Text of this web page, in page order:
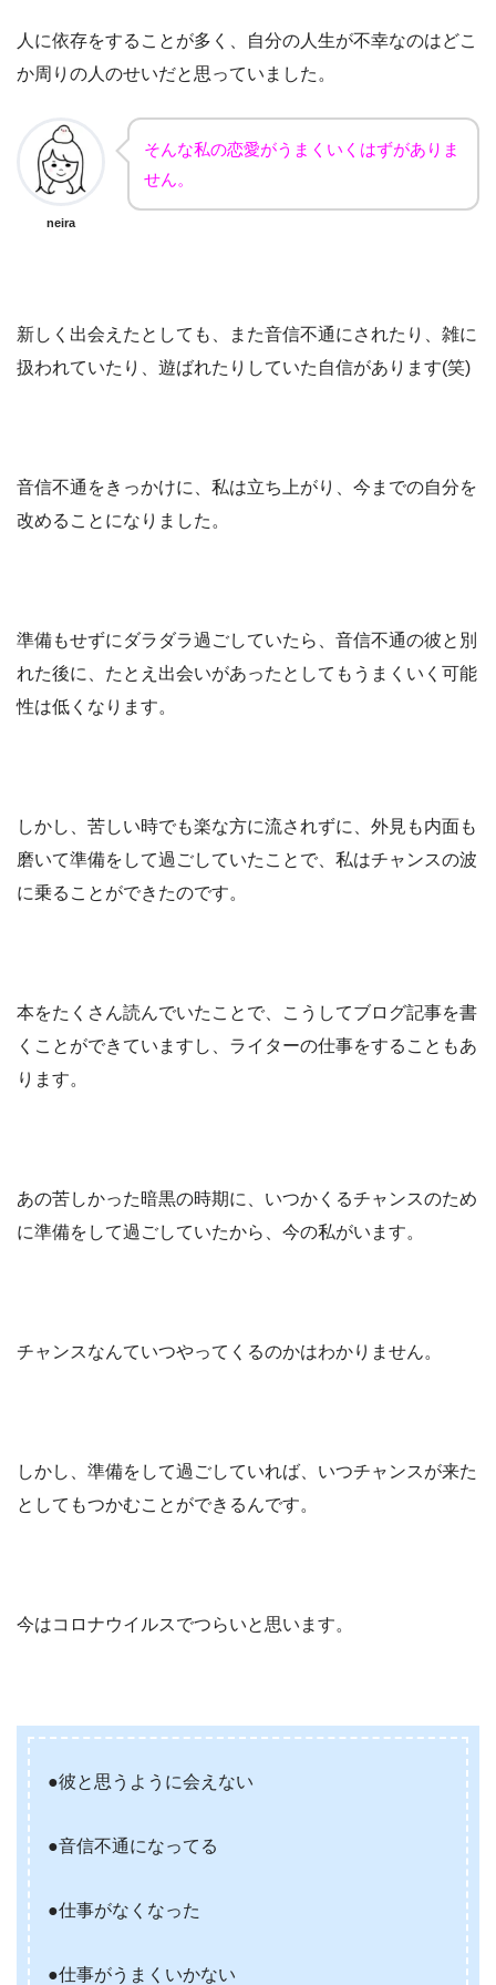
人に依存をすることが多く、自分の人生が不幸なのはどこ
か周りの人のせいだと思っていました。
neira
そんな私の恋愛がうまくいくはずがありま
せん。
新しく出会えたとしても、また音信不通にされたり、雑に
扱われていたり、遊ばれたりしていた自信があります(笑)
音信不通をきっかけに、私は立ち上がり、今までの自分を
改めることになりました。
準備もせずにダラダラ過ごしていたら、音信不通の彼と別
れた後に、たとえ出会いがあったとしてもうまくいく可能
性は低くなります。
しかし、苦しい時でも楽な方に流されずに、外見も内面も
磨いて準備をして過ごしていたことで、私はチャンスの波
に乗ることができたのです。
本をたくさん読んでいたことで、こうしてブログ記事を書
くことができていますし、ライターの仕事をすることもあ
ります。
あの苦しかった暗黒の時期に、いつかくるチャンスのため
に準備をして過ごしていたから、今の私がいます。
チャンスなんていつやってくるのかはわかりません。
しかし、準備をして過ごしていれば、いつチャンスが来た
としてもつかむことができるんです。
今はコロナウイルスでつらいと思います。
●彼と思うように会えない
●音信不通になってる
●仕事がなくなった
●仕事がうまくいかない